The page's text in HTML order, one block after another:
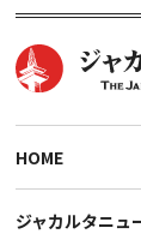
HOME
ジャカルタニュ